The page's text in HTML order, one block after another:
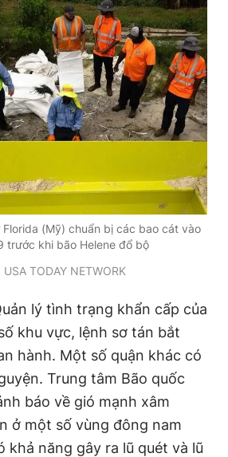
(Mỹ) chuẩn bị các bao cát vào
trước khi bão Helene đổ bộ
USA TODAY NETWORK
lý tình trạng khẩn cấp của
khu vực, lệnh sơ tán bắt
hành. Một số quận khác có
Trung tâm Bão quốc
báo về gió mạnh xâm
ở một số vùng đông nam
khả năng gây ra lũ quét và lũ